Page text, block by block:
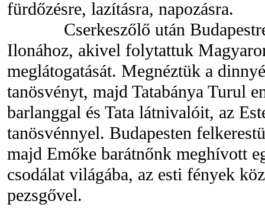
fürdőzésre, lazításra, napozásra.
Cserkeszőlő után Budapestre
Ilonához, akivel folytattuk
meglátogatását. Megnéztük a
tanösvényt, majd Tatabánya Turul
barlanggal és Tata látnivalóit, az
tanösvénnyel. Budapesten
majd Emőke barátnőnk meghívott
csodálat világába, az esti fények
pezsgővel.